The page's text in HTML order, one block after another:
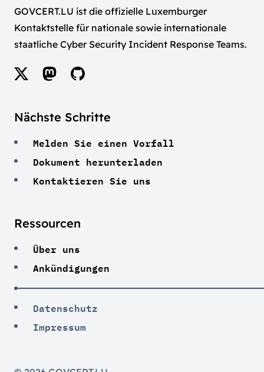
GOVCERT.LU ist die offizielle Luxemburger
Kontaktstelle für nationale sowie internationale
staatliche Cyber Security Incident Response Teams.
Nächste Schritte
Melden Sie einen Vorfall
Dokument herunterladen
Kontaktieren Sie uns
Ressourcen
Über uns
Ankündigungen
Datenschutz
Impressum